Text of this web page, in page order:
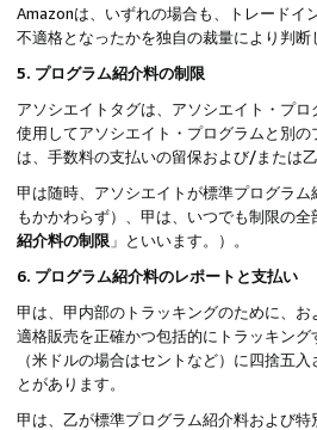
Amazonは、いずれの場合も、トレードイ
不適格となったかを独自の裁量により判断
5. プログラム紹介料の制限
アソシエイトタグは、アソシエイト・プ
使用してアソシエイト・プログラムと別
は、手数料の支払いの留保および/または
甲は随時、アソシエイトが標準プログラ
もかかわらず）、甲は、いつでも制限の
紹介料の制限 」といいます。）。
6. プログラム紹介料のレポートと支払い
甲は、甲内部のトラッキングのために、
適格販売を正確かつ包括的にトラッキン
（米ドルの場合はセントなど）に四捨五
とがあります。
甲は、乙が標準プログラム紹介料および